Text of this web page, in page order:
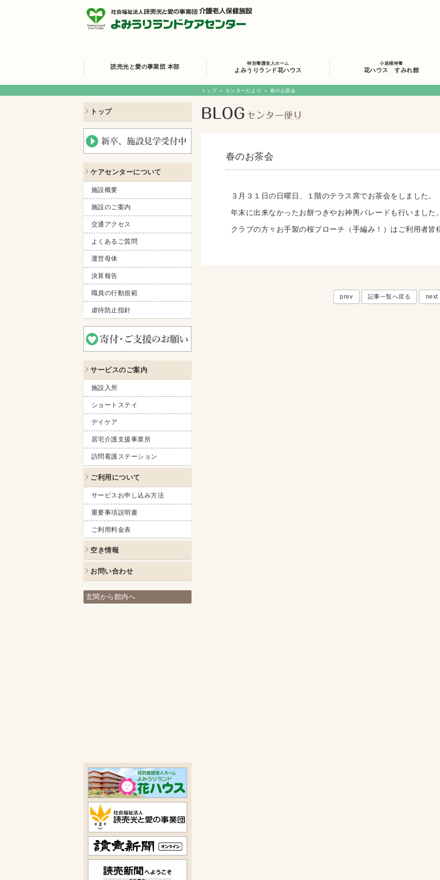
読売光と愛の事業団 本部 特別養護老人ホーム
よみうりランド花ハウス
小規模特養
花ハウス すみれ館
トップ
ケアセンターについて
施設概要
施設のご案内
交通アクセス
よくあるご質問
運営母体
決算報告
職員の行動規範
虐待防止指針
サービスのご案内
施設入所
ショートステイ
デイケア
居宅介護支援事業所
訪問看護ステーション
ご利用について
サービスお申し込み方法
重要事項説明書
ご利用料金表
空き情報
お問い合わせ
玄関から館内へ
トップ＞ センターだより ＞ 春のお茶会
春のお茶会
３月３１日の日曜日、１階のテラス席でお茶会をしました。
年末に出来なかったお餅つきやお神輿パレードも行いました。
クラブの方々お手製の桜ブローチ（手編み！）はご利用者皆
prev 記事一覧へ戻る next